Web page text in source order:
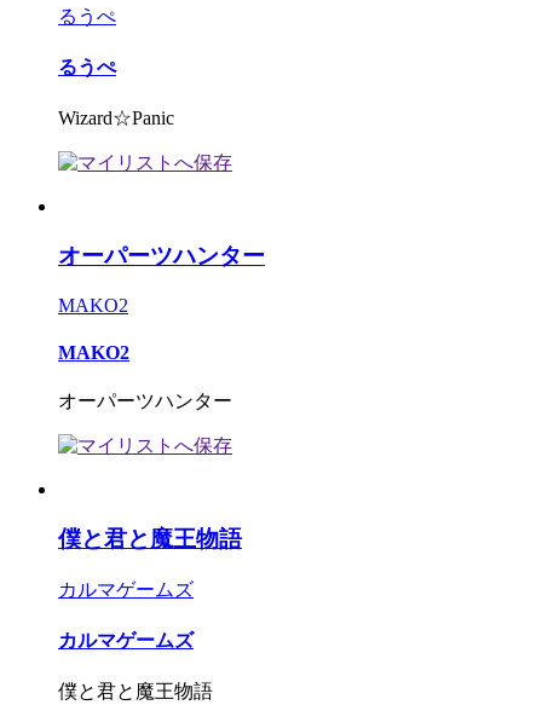
るうぺ
るうぺ
Wizard☆Panic
オーパーツハンター
MAKO2
MAKO2
オーパーツハンター
僕と君と魔王物語
カルマゲームズ
カルマゲームズ
僕と君と魔王物語